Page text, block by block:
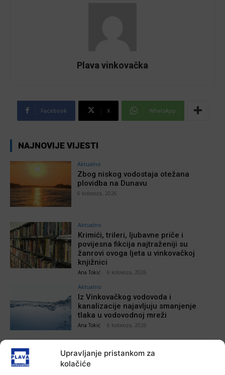
Upravljanje pristankom za
kolačiće
Plava vinkovačka
Facebook X WhatsApp
NAJNOVIJE VIJESTI
Aktualno
Zbog niskog vodostaja otežana
plovidba na Dunavu
6 kolovoza, 2026
Aktualno
Krimići, trileri, ljubavne priče i
povijesna fikcija najtraženiji su
žanrovi ovoga ljeta u vinkovačkoj
knjižnici
Ana Tokić 6 kolovoza, 2026
Aktualno
Iz Vinkovačkog vodovoda i
kanalizacije najavljuju smanjenje
tlaka u vodovodnoj mreži
Ana Tokić 6 kolovoza, 2026
Poziv na racionalno korištenje vode
Plava vinkovačka